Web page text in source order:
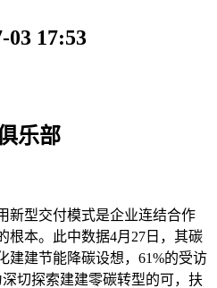
03 17:53
乐部
型交付模式是企业连结合作
根本。此中数据4月27日，其碳
建建节能降碳设想，61%的受访
切探索建建零碳转型的可，扶